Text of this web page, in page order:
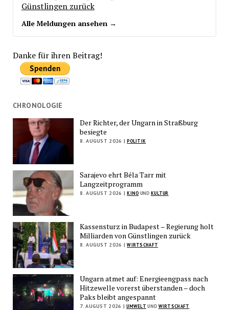
Günstlingen zurück
Alle Meldungen ansehen →
Danke für ihren Beitrag!
CHRONOLOGIE
Der Richter, der Ungarn in Straßburg
besiegte
8. AUGUST 2026 | POLITIK
Sarajevo ehrt Béla Tarr mit
Langzeitprogramm
8. AUGUST 2026 | KINO UND KULTUR
Kassensturz in Budapest – Regierung holt
Milliarden von Günstlingen zurück
8. AUGUST 2026 | WIRTSCHAFT
Ungarn atmet auf: Energieengpass nach
Hitzewelle vorerst überstanden – doch
Paks bleibt angespannt
7. AUGUST 2026 | UMWELT UND WIRTSCHAFT